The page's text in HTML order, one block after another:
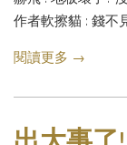
作者軟擦貓 : 錢不
閱讀更多 →